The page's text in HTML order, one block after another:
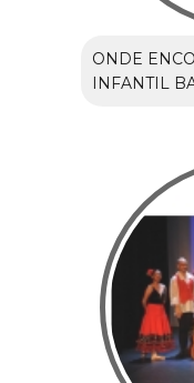
ONDE
INFANTIL